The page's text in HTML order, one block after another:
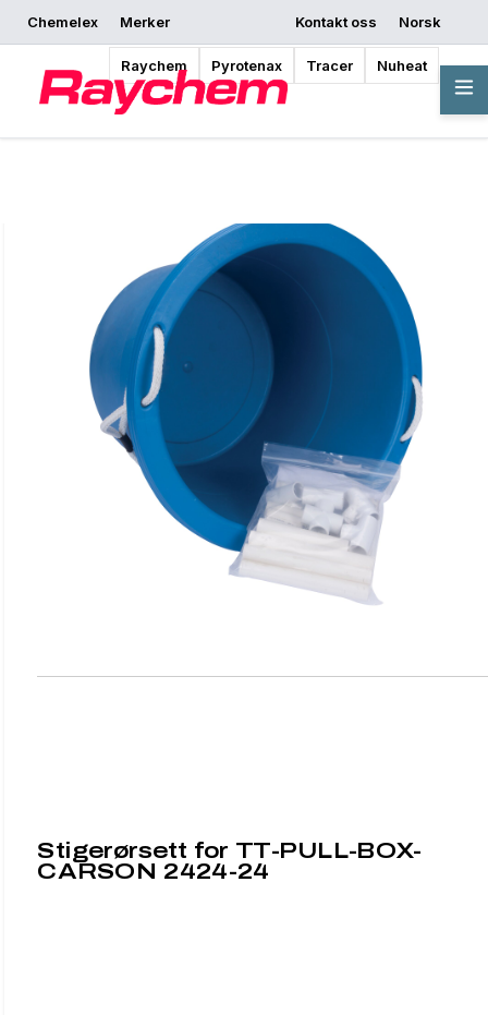
Chemelex Merker
Raychem Pyrotenax Tracer Nuheat
Kontakt oss
Norsk
Be om et tilbud
Hvor kan jeg kjøpe Begynn å designe
Oversikt
Stigerørsett for TT-PULL-BOX-
CARSON 2424-24